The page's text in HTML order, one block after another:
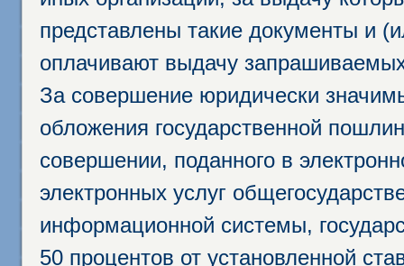
представлены такие документы и
оплачивают выдачу
За совершение юридически
обложения государственной
совершении, поданного в
электронных услуг
информационной системы,
50 процентов от установленной